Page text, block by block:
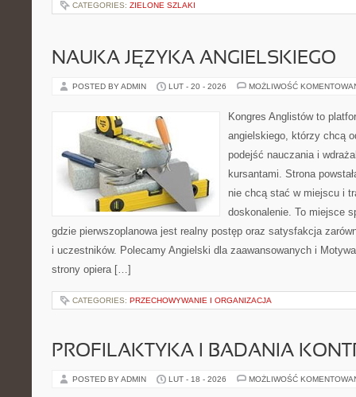
CATEGORIES: ZIELONE SZLAKI
NAUKA JĘZYKA ANGIELSKIEGO
POSTED BY ADMIN LUT - 20 - 2026 MOŻLIWOŚĆ
Kongres Anglistów to
angielskiego, którzy chcą
podejść nauczania i
kursantami. Strona
nie chcą stać w miejscu i
doskonalenie. To miejsce
gdzie pierwszoplanowa jest realny postęp oraz satysfakcja
i uczestników. Polecamy Angielski dla zaawansowanych i
strony opiera […]
CATEGORIES: PRZECHOWYWANIE I ORGANIZACJA
PROFILAKTYKA I BADANIA
POSTED BY ADMIN LUT - 18 - 2026 MOŻLIWOŚĆ